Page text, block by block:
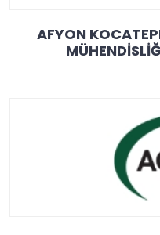
AFYON